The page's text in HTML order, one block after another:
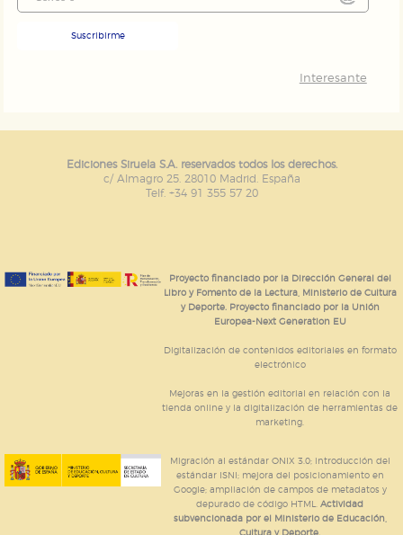
Suscribirme
Interesante
Ediciones Siruela S.A. reservados todos los derechos.
c/ Almagro 25. 28010 Madrid. España
Telf. +34 91 355 57 20
Proyecto financiado por la Dirección General del
Libro y Fomento de la Lectura, Ministerio de Cultura
y Deporte. Proyecto financiado por la Unión
Europea-Next Generation EU
Digitalización de contenidos editoriales en formato
electrónico
Mejoras en la gestión editorial en relación con la
tienda online y la digitalización de herramientas de
marketing.
Migración al estándar ONIX 3.0; introducción del
estándar ISNI; mejora del posicionamiento en
Google; ampliación de campos de metadatos y
depurado de código HTML.Actividad
subvencionada por el Ministerio de Educación,